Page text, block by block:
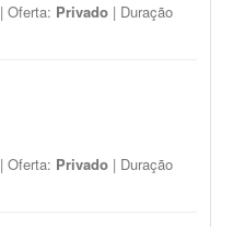
| Oferta: Privado | Duração
| Oferta: Privado | Duração